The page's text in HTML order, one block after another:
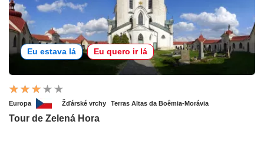
Eu estava lá Eu quero ir lá
Europa Žďárské vrchy Terras Altas da Boêmia-Morávia
Tour de Zelená Hora